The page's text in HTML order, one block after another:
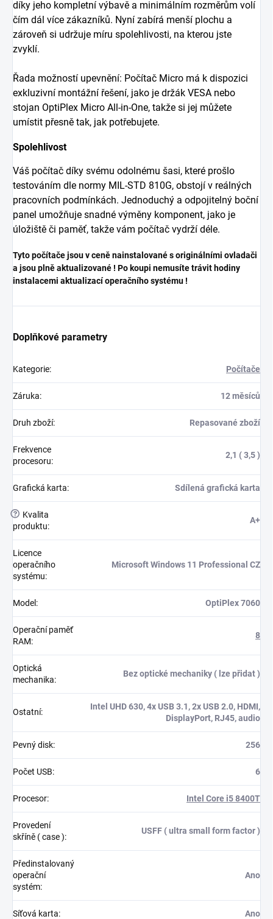
díky jeho kompletní výbavě a minimálním rozměrům volí
čím dál více zákazníků. Nyní zabírá menší plochu a
zároveň si udržuje míru spolehlivosti, na kterou jste
zvyklí.
Řada možností upevnění: Počítač Micro má k dispozici
exkluzivní montážní řešení, jako je držák VESA nebo
stojan OptiPlex Micro All-in-One, takže si jej můžete
umístit přesně tak, jak potřebujete.
Spolehlivost
Váš počítač díky svému odolnému šasi, které prošlo
testováním dle normy MIL-STD 810G, obstojí v reálných
pracovních podmínkách. Jednoduchý a odpojitelný boční
panel umožňuje snadné výměny komponent, jako je
úložiště či paměť, takže vám počítač vydrží déle.
Tyto počítače jsou v ceně nainstalované s originálními ovladači
a jsou plně aktualizované ! Po koupi nemusíte trávit hodiny
instalacemi aktualizací operačního systému !
Doplňkové parametry
Kategorie: Počítače
Záruka: 12 měsíců
Druh zboží: Repasované zboží
Frekvence
procesoru:
2,1 ( 3,5 )
Grafická karta: Sdílená grafická karta
?
Kvalita
produktu:
A+
Licence
operačního
systému:
Microsoft Windows 11 Professional CZ
Model : OptiPlex 7060
Operační paměť
RAM:
8
Optická
mechanika:
Bez optické mechaniky ( lze přidat )
Ostatní:
Intel UHD 630, 4x USB 3.1, 2x USB 2.0, HDMI,
DisplayPort, RJ45, audio
Pevný disk: 256
Počet USB: 6
Procesor: Intel Core i5 8400T
Provedení
skříně ( case ):
USFF ( ultra small form factor )
Předinstalovaný
operační
systém:
Ano
Síťová karta: Ano